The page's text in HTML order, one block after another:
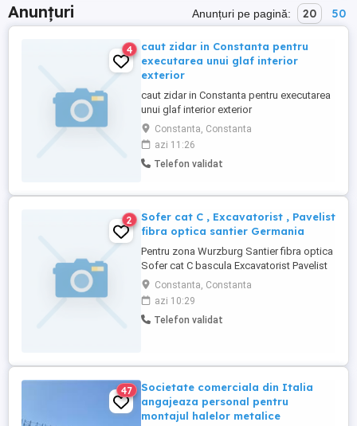
Anunțuri Anunțuri pe pagină: 20 50
4
caut zidar in Constanta pentru
executarea unui glaf interior
exterior
caut zidar in Constanta pentru executarea
unui glaf interior exterior
Constanta, Constanta
azi 11:26
Telefon validat
2
Sofer cat C , Excavatorist , Pavelist
fibra optica santier Germania
Pentru zona Wurzburg Santier fibra optica
Sofer cat C bascula Excavatorist Pavelist
Necalificat
Constanta, Constanta
azi 10:29
Telefon validat
47
Societate comerciala din Italia
angajeaza personal pentru
montajul halelor metalice